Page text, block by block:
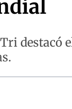
destacó